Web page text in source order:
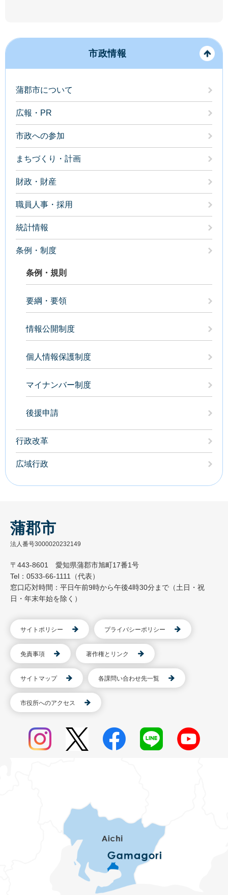
市政情報
蒲郡市について
広報・PR
市政への参加
まちづくり・計画
財政・財産
職員人事・採用
統計情報
条例・制度
条例・規則
要綱・要領
情報公開制度
個人情報保護制度
マイナンバー制度
後援申請
行政改革
広域行政
蒲郡市
法人番号3000020232149
〒443-8601 愛知県蒲郡市旭町17番1号
Tel：0533-66-1111（代表）
窓口応対時間：平日午前9時から午後4時30分まで（土日・祝
日・年末年始を除く）
サイトポリシー プライバシーポリシー
免責事項 著作権とリンク
サイトマップ 各課問い合わせ先一覧
市役所へのアクセス